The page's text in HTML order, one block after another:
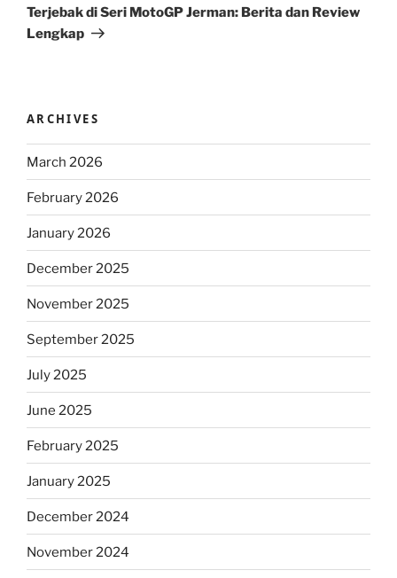
Terjebak di Seri MotoGP Jerman: Berita dan Review
Lengkap
ARCHIVES
March 2026
February 2026
January 2026
December 2025
November 2025
September 2025
July 2025
June 2025
February 2025
January 2025
December 2024
November 2024